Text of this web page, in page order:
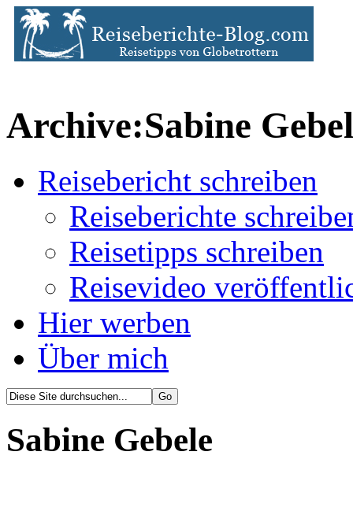
Archive:Sabine
Reisebericht schreiben
Reiseberichte
Reisetipps schreiben
Reisevideo
Hier werben
Über mich
Sabine Gebele